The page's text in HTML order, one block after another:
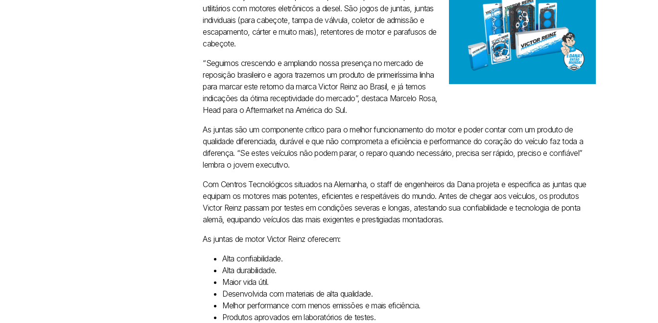
utilitários com motores eletrônicos a diesel. São jogos de juntas, juntas
individuais (para cabeçote, tampa de válvula, coletor de admissão e
escapamento, cárter e muito mais), retentores de motor e parafusos de
cabeçote.
“Seguimos crescendo e ampliando nossa presença no mercado de
reposição brasileiro e agora trazemos um produto de primeiríssima linha
para marcar este retorno da marca Victor Reinz ao Brasil, e já temos
indicações da ótima receptividade do mercado”, destaca Marcelo Rosa,
Head para o Aftermarket na América do Sul.
As juntas são um componente crítico para o melhor funcionamento do motor e poder contar com um produto de
qualidade diferenciada, durável e que não comprometa a eficiência e performance do coração do veículo faz toda a
diferença. “Se estes veículos não podem parar, o reparo quando necessário, precisa ser rápido, preciso e confiável”
lembra o jovem executivo.
Com Centros Tecnológicos situados na Alemanha, o staff de engenheiros da Dana projeta e especifica as juntas que
equipam os motores mais potentes, eficientes e respeitáveis do mundo. Antes de chegar aos veículos, os produtos
Victor Reinz passam por testes em condições severas e longas, atestando sua confiabilidade e tecnologia de ponta
alemã, equipando veículos das mais exigentes e prestigiadas montadoras.
As juntas de motor Victor Reinz oferecem:
Alta confiabilidade.
Alta durabilidade.
Maior vida útil.
Desenvolvida com materiais de alta qualidade.
Melhor performance com menos emissões e mais eficiência.
Produtos aprovados em laboratórios de testes.